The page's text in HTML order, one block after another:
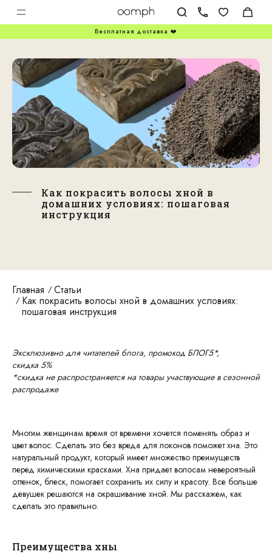
Бесплатная доставка ❤️
Как покрасить волосы хной в
домашних условиях: пошаговая
инструкция
Главная Статьи
Как покрасить волосы хной в домашних условиях:
пошаговая инструкция
Эксклюзивно для читателей блога, промокод БЛОГ5*,
скидка 5%
*скидка не распространяется на товары участвующие в сезонной
распродаже
Многим женщинам время от времени хочется поменять образ и
цвет волос. Сделать это без вреда для локонов поможет хна. Это
натуральный продукт, который имеет множество преимуществ
перед химическими красками. Хна придает волосам невероятный
оттенок, блеск, помогает сохранить их силу и красоту. Все больше
девушек решаются на окрашивание хной. Мы расскажем, как
сделать это правильно.
Преимущества хны